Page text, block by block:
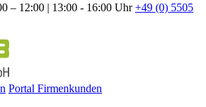
– 12:00 | 13:00 - 16:00 Uhr+49 (0) 5505
Portal Firmenkunden